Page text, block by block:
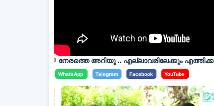
നേരത്തെ അറിയൂ .. എല്ലാവരിലേക്കും എത്തിക്കൂSUBCRIBE
WhatsApp Telegram Facebook YouTube